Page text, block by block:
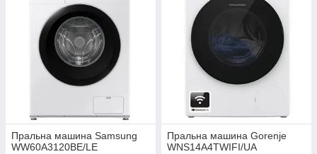
Пральна машина Samsung
WW60A3120BE/LE
Пральна машина Gorenje
WNS14A4TWIFI/UA